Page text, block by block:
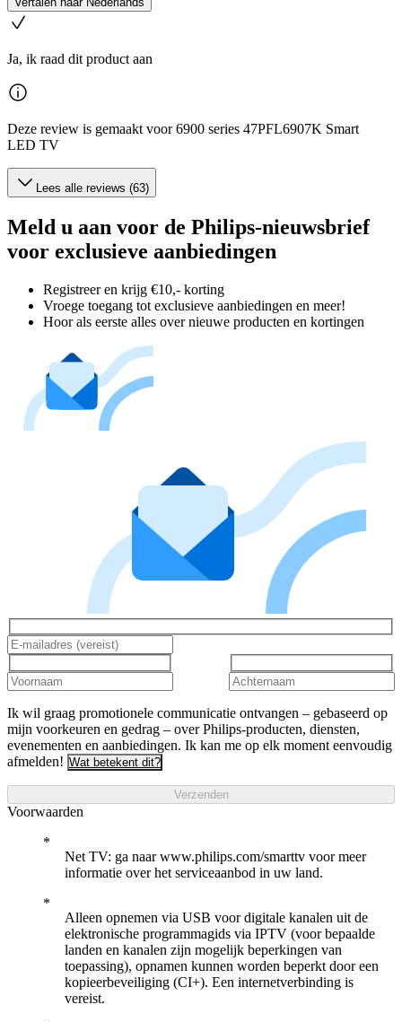
Ja, ik raad dit product aan
Deze review is gemaakt voor 6900 series 47PFL6907K Smart
LED TV
Lees alle reviews (63)
Meld u aan voor de Philips-nieuwsbrief
voor exclusieve aanbiedingen
Registreer en krijg €10,- korting
Vroege toegang tot exclusieve aanbiedingen en meer!
Hoor als eerste alles over nieuwe producten en kortingen
Ik wil graag promotionele communicatie ontvangen – gebaseerd op
mijn voorkeuren en gedrag – over Philips-producten, diensten,
evenementen en aanbiedingen. Ik kan me op elk moment eenvoudig
afmelden! Wat betekent dit?
Verzenden
Voorwaarden
Net TV: ga naar www.philips.com/smarttv voor meer
informatie over het serviceaanbod in uw land.
Alleen opnemen via USB voor digitale kanalen uit de
elektronische programmagids via IPTV (voor bepaalde
landen en kanalen zijn mogelijk beperkingen van
toepassing), opnamen kunnen worden beperkt door een
kopieerbeveiliging (CI+). Een internetverbinding is
vereist.